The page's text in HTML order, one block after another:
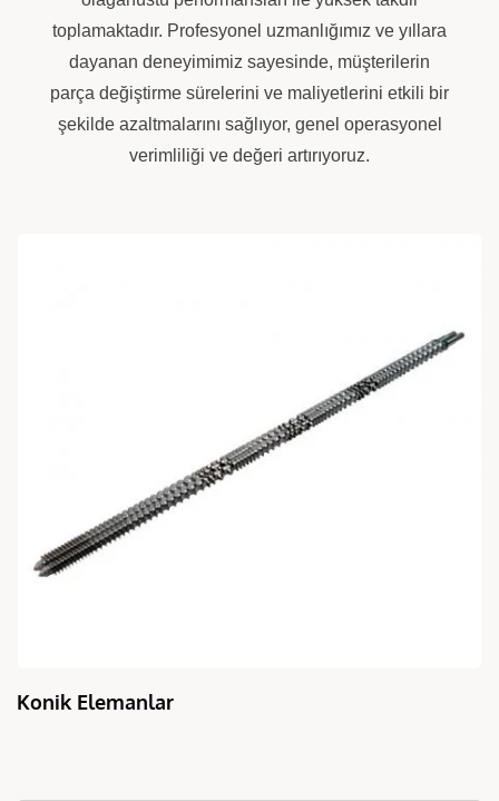
toplamaktadır. Profesyonel uzmanlığımız ve yıllara
dayanan deneyimimiz sayesinde, müşterilerin
parça değiştirme sürelerini ve maliyetlerini etkili bir
şekilde azaltmalarını sağlıyor, genel operasyonel
verimliliği ve değeri artırıyoruz.
Konik Elemanlar